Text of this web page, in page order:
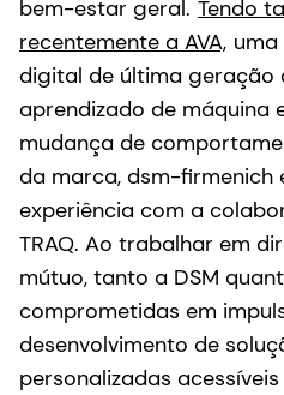
bem-estar geral. Tendo
recentemente a AVA,
digital de última geração
aprendizado de máquina
mudança de
da marca, dsm-firmenich
experiência com a
TRAQ. Ao trabalhar em
mútuo, tanto a DSM
comprometidas em
desenvolvimento de
personalizadas